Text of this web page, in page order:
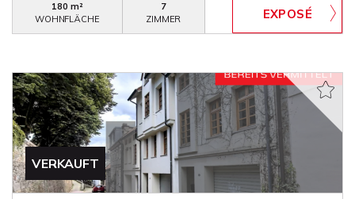
180 m²
WOHNFLÄCHE
7
ZIMMER
VERKAUFT